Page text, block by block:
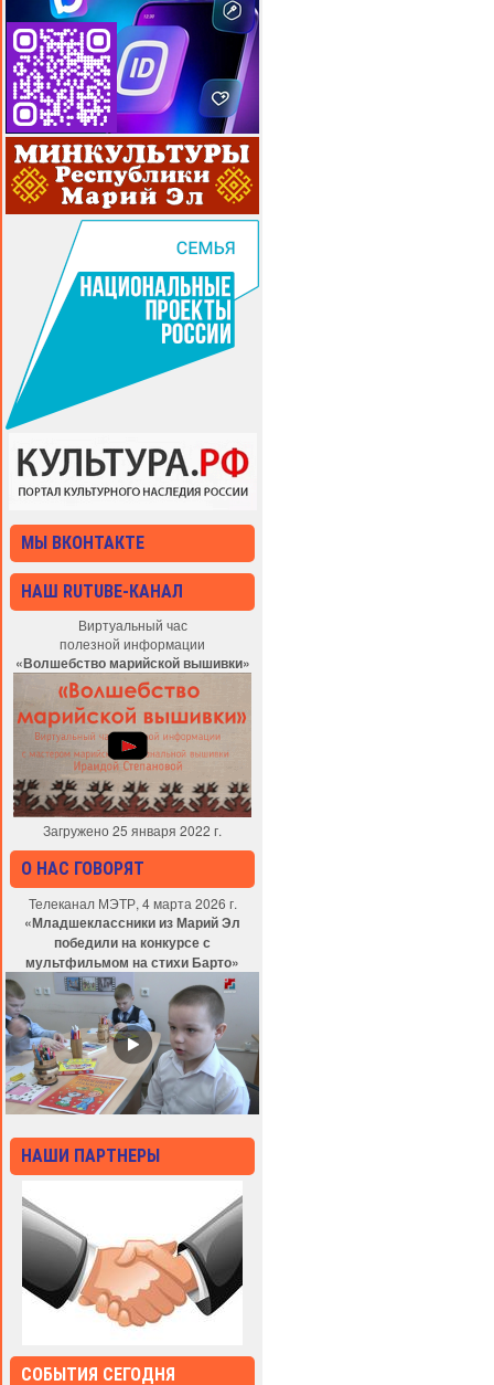
МЫ ВКОНТАКТЕ
НАШ RUTUBE-КАНАЛ
Виртуальный час
полезной информации
«Волшебство марийской вышивки»
Загружено 25 января 2022 г.
О НАС ГОВОРЯТ
Телеканал МЭТР, 4 марта 2026 г.
«Младшеклассники из Марий Эл
победили на конкурсе с
мультфильмом на стихи Барто»
НАШИ ПАРТНЕРЫ
СОБЫТИЯ СЕГОДНЯ